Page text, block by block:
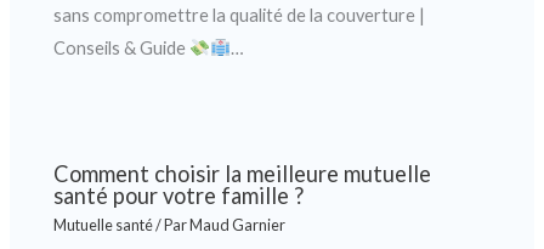
sans compromettre la qualité de la couverture |
Conseils & Guide
…
Comment choisir la meilleure mutuelle
santé pour votre famille ?
Mutuelle santé/ ParMaud Garnier